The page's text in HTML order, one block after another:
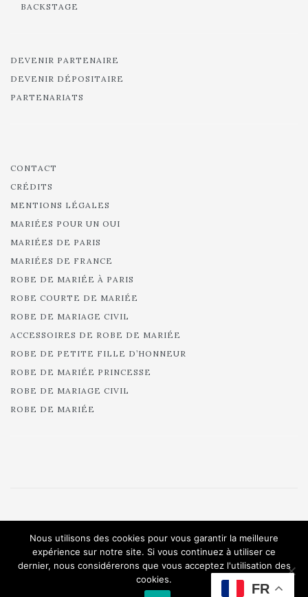
BACKSTAGE
DEVENIR PARTENAIRE
DEVENIR DÉPOSITAIRE
PARTENARIATS
CONTACT
CRÉDITS
MENTIONS LÉGALES
MARIÉES POUR UN OUI
MARIÉES DE PARIS
MARIÉES DE FRANCE
ROBE DE MARIÉE À PARIS
ROBE COURTE DE MARIÉE
ROBE DE MARIAGE CIVIL
ACCESSOIRES DE ROBE DE MARIÉE
ROBE DE PETITE FILLE D’HONNEUR
ROBE DE MARIÉE PRINCESSE
ROBE DE MARIAGE CIVIL
ROBE DE MARIÉE
All rights reserved.
FR
Nous utilisons des cookies pour vous garantir la meilleure
expérience sur notre site. Si vous continuez à utiliser ce
dernier, nous considérerons que vous acceptez l'utilisation des
cookies.